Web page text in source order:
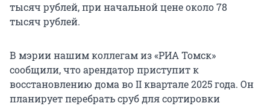
тысяч рублей, при начальной цене около 78
тысяч рублей.
В мэрии нашим коллегам из «РИА Томск»
сообщили, что арендатор приступит к
восстановлению дома во II квартале 2025 года. Он
планирует перебрать сруб для сортировки